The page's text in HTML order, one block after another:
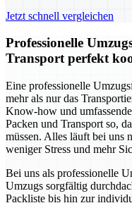
Jetzt schnell vergleichen
Professionelle
Transport perfekt
Eine professionelle
mehr als nur das
Know-how und
Packen und Transport so,
müssen. Alles läuft bei uns
weniger Stress und mehr
Bei uns als professionelle
Umzugs sorgfältig
Packliste bis hin zur